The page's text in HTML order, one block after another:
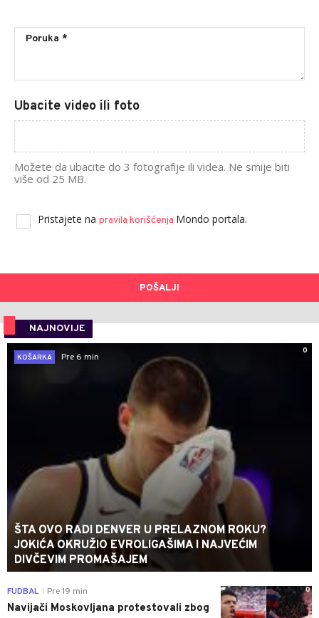
Ubacite video ili foto
Možete da ubacite do 3 fotografije ili videa. Ne smije biti
više od 25 MB.
Pristajete na pravila korišćenja Mondo portala.
POŠALJI
NAJNOVIJE
0
KOŠARKA
Pre 6 min
ŠTA OVO RADI DENVER U PRELAZNOM ROKU?
JOKIĆA OKRUŽIO EVROLIGAŠIMA I NAJVEĆIM
DIVČEVIM PROMAŠAJEM
0
FUDBAL Pre 19 min
Navijači Moskovljana protestovali zbog